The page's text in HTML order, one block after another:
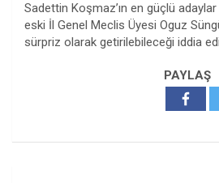
Sadettin Koşmaz’ın en güçlü
eski İl Genel Meclis Üyesi Oguz
sürpriz olarak getirilebileceği iddia
PAYLAŞ